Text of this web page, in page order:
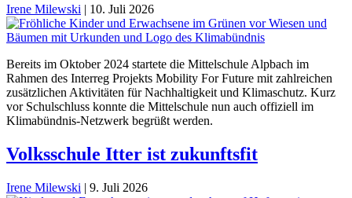
Irene Milewski | 10. Juli 2026
Bereits im Oktober 2024 startete die Mittelschule Alpbach im
Rahmen des Interreg Projekts Mobility For Future mit zahlreichen
zusätzlichen Aktivitäten für Nachhaltigkeit und Klimaschutz. Kurz
vor Schulschluss konnte die Mittelschule nun auch offiziell im
Klimabündnis-Netzwerk begrüßt werden.
Volksschule Itter ist zukunftsfit
Irene Milewski | 9. Juli 2026